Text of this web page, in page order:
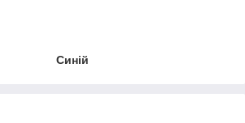
Синій